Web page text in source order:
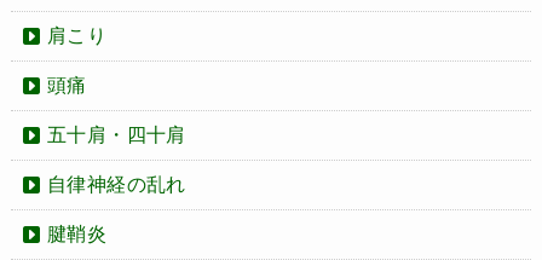
肩こり
頭痛
五十肩・四十肩
自律神経の乱れ
腱鞘炎